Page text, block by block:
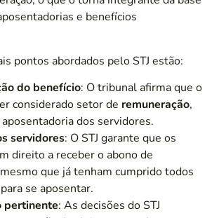
e benefícios
pontos abordados pelo STJ estão:
do benefício: O tribunal afirma que o
considerado setor de remuneração,
dos servidores.
servidores: O STJ garante que os
direito a receber o abono de
que já tenham cumprido todos
se aposentar.
pertinente: As decisões do STJ